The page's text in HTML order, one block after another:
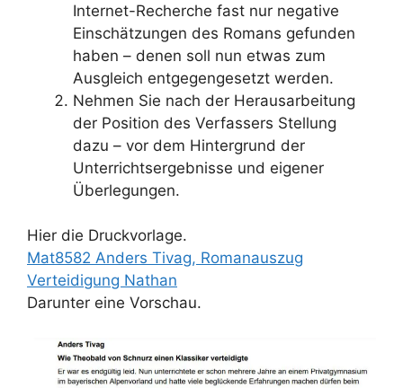
Internet-Recherche fast nur negative
Einschätzungen des Romans gefunden
haben – denen soll nun etwas zum
Ausgleich entgegengesetzt werden.
Nehmen Sie nach der Herausarbeitung
der Position des Verfassers Stellung
dazu – vor dem Hintergrund der
Unterrichtsergebnisse und eigener
Überlegungen.
Hier die Druckvorlage.
Mat8582 Anders Tivag, Romanauszug
Verteidigung Nathan
Darunter eine Vorschau.